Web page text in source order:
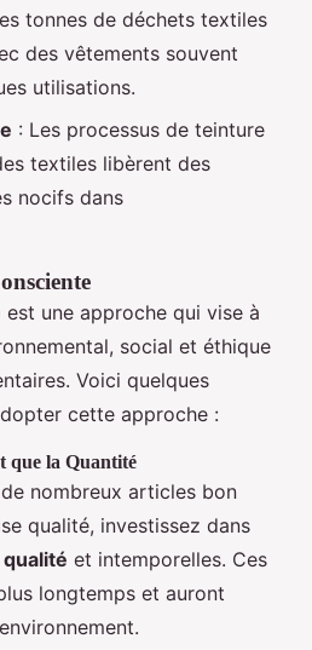
tonnes de déchets textiles
des vêtements souvent
utilisations.
: Les processus de teinture
textiles libèrent des
nocifs dans
est une approche qui vise à
social et éthique
Voici quelques
cette approche :
que la Quantité
nombreux articles bon
qualité, investissez dans
et intemporelles. Ces
longtemps et auront